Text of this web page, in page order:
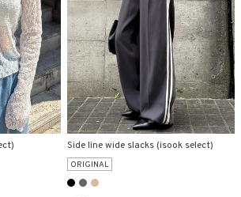
Side line wide slacks (isook select)
ORIGINAL